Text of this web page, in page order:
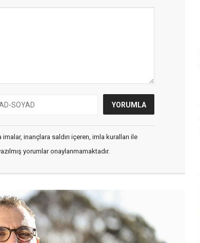
inançlara saldırı içeren, imla kuralları ile
yorumlar onaylanmamaktadır.